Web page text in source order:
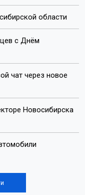
области
с Днём
чат через новое
Новосибирска